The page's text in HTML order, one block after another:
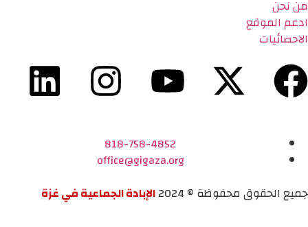
من نحن
ادعم الموقع
الاحصائيات
818-758-4852
office@gigaza.org
جميع الحقوق محفوظة © 2024
الإبادة الجماعية في غزة